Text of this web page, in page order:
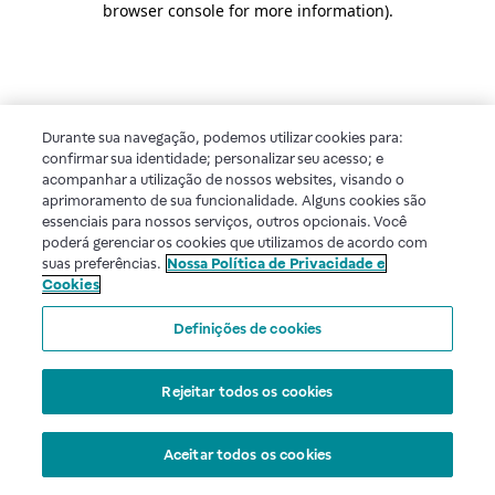
browser console for more information).
Durante sua navegação, podemos utilizar cookies para:
confirmar sua identidade; personalizar seu acesso; e
acompanhar a utilização de nossos websites, visando o
aprimoramento de sua funcionalidade. Alguns cookies são
essenciais para nossos serviços, outros opcionais. Você
poderá gerenciar os cookies que utilizamos de acordo com
suas preferências. Nossa Política de Privacidade e
Cookies
Definições de cookies
Rejeitar todos os cookies
Aceitar todos os cookies